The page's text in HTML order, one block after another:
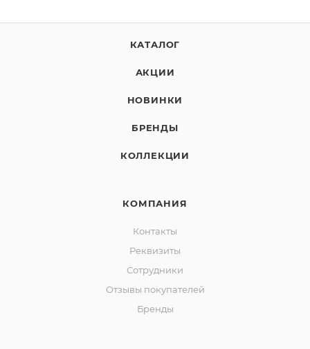
КАТАЛОГ
АКЦИИ
НОВИНКИ
БРЕНДЫ
КОЛЛЕКЦИИ
КОМПАНИЯ
Контакты
Реквизиты
Сотрудники
Отзывы покупателей
Бренды